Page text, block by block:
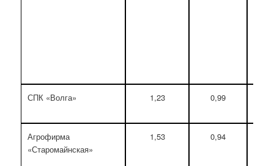
СПК «Волга» 1,23 0,99
Агрофирма
«Старомайнская»
1,53 0,94